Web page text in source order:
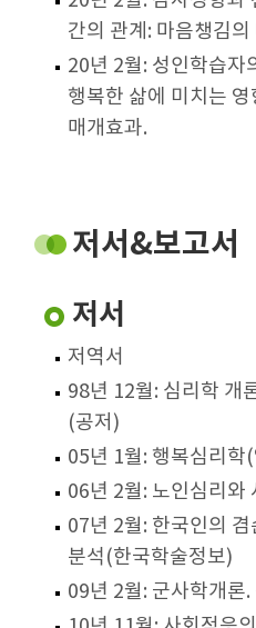
간의 관계: 마음챙김
20년 2월: 성인학습자
행복한 삶에 미치는
매개효과.
저서&보고서
저서
저역서
98년 12월: 심리학 개
(공저)
05년 1월: 행복심리학
06년 2월: 노인심리와
07년 2월: 한국인의
분석(한국학술정보)
09년 2월: 군사학개론